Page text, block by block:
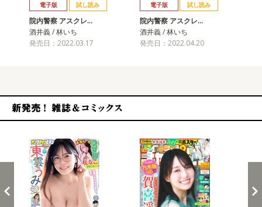
電子版 試し読み
院内警察 アスクレ…
酒井義 / 林いち
発売日：2022.03.17
電子版 試し読み
院内警察 アスクレ…
酒井義 / 林いち
発売日：2022.04.20